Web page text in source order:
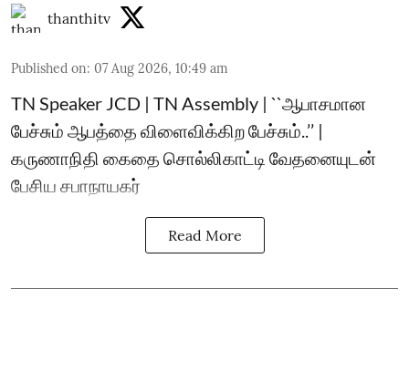
thanthitv
Published on: 07 Aug 2026, 10:49 am
TN Speaker JCD | TN Assembly | ``ஆபாசமான
பேச்சும் ஆபத்தை விளைவிக்கிற பேச்சும்..’’ |
கருணாநிதி கைதை சொல்லிகாட்டி வேதனையுடன்
பேசிய சபாநாயகர்
Read More